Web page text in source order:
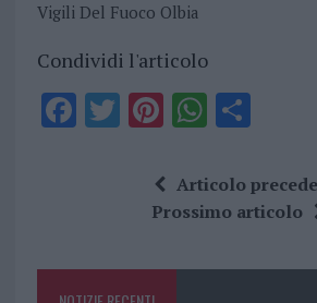
Vigili Del Fuoco Olbia
Condividi l'articolo
F
o
T Pi
te
re
W
at
s
p
S
a
re
Articolo
Prossimo articolo